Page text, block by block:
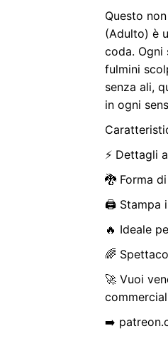
Questo
(Adulto) è
coda. Ogni
fulmini
senza ali,
in ogni
⚡ Dettagli
🐉 Forma
🖨️ Stampa
🔥 Ideale
🌈
🚀 Vuoi
➡️